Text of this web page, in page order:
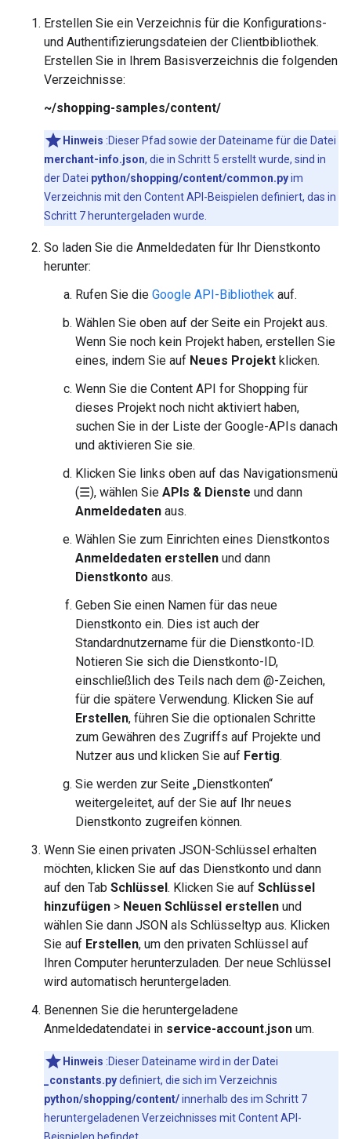
Erstellen Sie ein Verzeichnis für die Konfigurations-
und Authentifizierungsdateien der Clientbibliothek.
Erstellen Sie in Ihrem Basisverzeichnis die folgenden
Verzeichnisse:
~/shopping-samples/content/
Hinweis :Dieser Pfad sowie der Dateiname für die Datei
merchant-info.json, die in Schritt 5 erstellt wurde, sind in
der Datei python/shopping/content/common.pyim
Verzeichnis mit den Content API-Beispielen definiert, das in
Schritt 7 heruntergeladen wurde.
So laden Sie die Anmeldedaten für Ihr Dienstkonto
herunter:
Rufen Sie die Google API-Bibliothek auf.
Wählen Sie oben auf der Seite ein Projekt aus.
Wenn Sie noch kein Projekt haben, erstellen Sie
eines, indem Sie auf Neues Projekt klicken.
Wenn Sie die Content API for Shopping für
dieses Projekt noch nicht aktiviert haben,
suchen Sie in der Liste der Google-APIs danach
und aktivieren Sie sie.
Klicken Sie links oben auf das Navigationsmenü
(☰), wählen Sie APIs & Dienste und dann
Anmeldedaten aus.
Wählen Sie zum Einrichten eines Dienstkontos
Anmeldedaten erstellen und dann
Dienstkonto aus.
Geben Sie einen Namen für das neue
Dienstkonto ein. Dies ist auch der
Standardnutzername für die Dienstkonto-ID.
Notieren Sie sich die Dienstkonto-ID,
einschließlich des Teils nach dem @-Zeichen,
für die spätere Verwendung. Klicken Sie auf
Erstellen, führen Sie die optionalen Schritte
zum Gewähren des Zugriffs auf Projekte und
Nutzer aus und klicken Sie auf Fertig.
Sie werden zur Seite „Dienstkonten“
weitergeleitet, auf der Sie auf Ihr neues
Dienstkonto zugreifen können.
Wenn Sie einen privaten JSON-Schlüssel erhalten
möchten, klicken Sie auf das Dienstkonto und dann
auf den Tab Schlüssel. Klicken Sie auf Schlüssel
hinzufügen > Neuen Schlüssel erstellen und
wählen Sie dann JSON als Schlüsseltyp aus. Klicken
Sie auf Erstellen, um den privaten Schlüssel auf
Ihren Computer herunterzuladen. Der neue Schlüssel
wird automatisch heruntergeladen.
Benennen Sie die heruntergeladene
Anmeldedatendatei in service-account.json um.
Hinweis :Dieser Dateiname wird in der Datei
_constants.pydefiniert, die sich im Verzeichnis
python/shopping/content/innerhalb des im Schritt 7
heruntergeladenen Verzeichnisses mit Content API-